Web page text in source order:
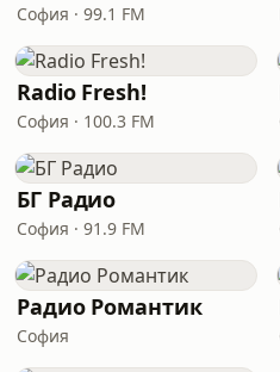
София · 99.1 FM
Radio Fresh!
София · 100.3 FM
БГ Радио
София · 91.9 FM
Радио Романтик
София